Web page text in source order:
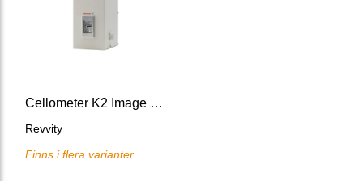
Cellometer K2 Image Cytometer
Revvity
Finns i flera varianter